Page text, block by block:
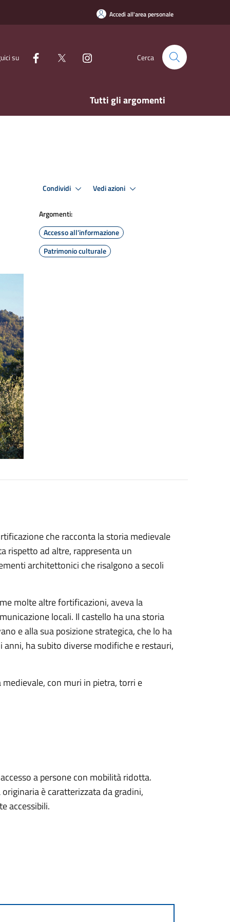
Accedi all'area personale
su Cerca
Tutti gli argomenti
Condividi Vedi azioni
Argomenti:
Accesso all'informazione
Patrimonio culturale
che racconta la storia medievale
rispetto ad altre, rappresenta un
architettonici che risalgono a secoli
molte altre fortificazioni, aveva la
locali. Il castello ha una storia
e alla sua posizione strategica, che lo ha
ha subito diverse modifiche e restauri,
con muri in pietra, torri e
a persone con mobilità ridotta.
è caratterizzata da gradini,
accessibili.